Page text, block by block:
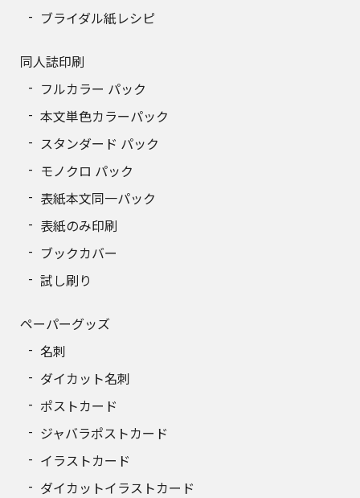
ブライダル紙レシピ
同人誌印刷
フルカラー パック
本文単色カラーパック
スタンダード パック
モノクロ パック
表紙本文同一パック
表紙のみ印刷
ブックカバー
試し刷り
ペーパーグッズ
名刺
ダイカット名刺
ポストカード
ジャバラポストカード
イラストカード
ダイカットイラストカード